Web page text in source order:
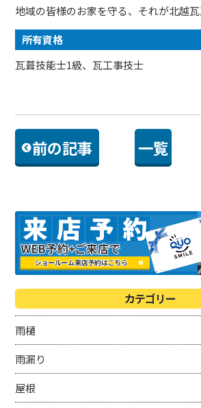
地域の皆様のお家を守る、それが北越瓦
所有資格
瓦葺技能士1級、瓦工事技士
前の記事 一覧
カテゴリー
雨樋
雨漏り
屋根